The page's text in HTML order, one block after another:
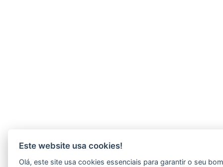
Este website usa cookies!
Olá, este site usa cookies essenciais para garantir o seu